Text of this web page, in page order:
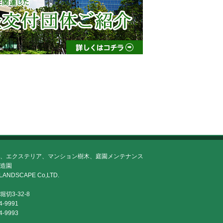
エクステリア、マンション樹木、庭園メンテナンス
園
Co,LTD.
切3-32-8
9991
9993